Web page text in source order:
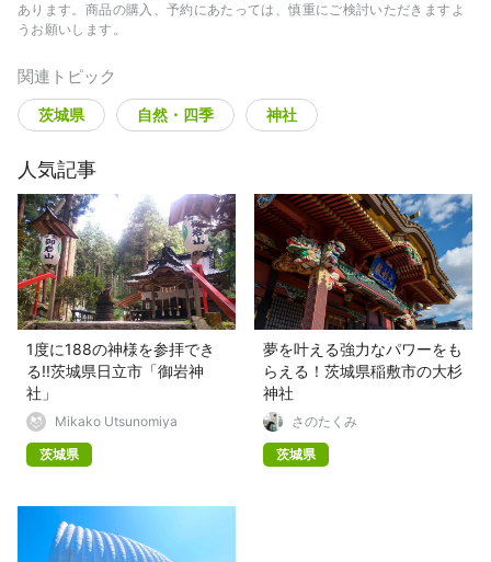
あります。商品の購入、予約にあたっては、慎重にご検討いただきますよ
うお願いします。
関連トピック
茨城県 自然・四季 神社
人気記事
1度に188の神様を参拝でき
る!!茨城県日立市「御岩神
社」
Mikako Utsunomiya
茨城県
夢を叶える強力なパワーをも
らえる！茨城県稲敷市の大杉
神社
さのたくみ
茨城県